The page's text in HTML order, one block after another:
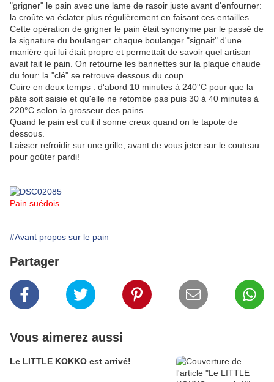
"grigner" le pain avec une lame de rasoir juste avant d'enfourner:
la croûte va éclater plus régulièrement en faisant ces entailles.
Cette opération de grigner le pain était synonyme par le passé de
la signature du boulanger: chaque boulanger "signait" d'une
manière qui lui était propre et permettait de savoir quel artisan
avait fait le pain. On retourne les bannettes sur la plaque chaude
du four: la "clé" se retrouve dessous du coup.
Cuire en deux temps : d'abord 10 minutes à 240°C pour que la
pâte soit saisie et qu'elle ne retombe pas puis 30 à 40 minutes à
220°C selon la grosseur des pains.
Quand le pain est cuit il sonne creux quand on le tapote de
dessous.
Laisser refroidir sur une grille, avant de vous jeter sur le couteau
pour goûter pardi!
Pain suédois
#Avant propos sur le pain
Partager
Vous aimerez aussi
Le LITTLE KOKKO est arrivé!